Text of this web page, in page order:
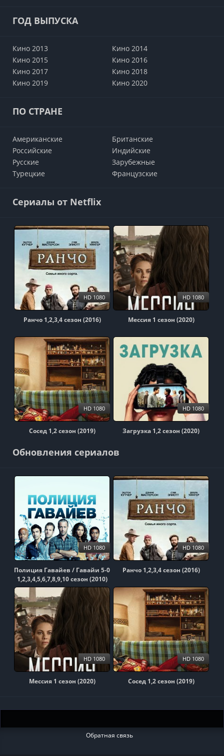
ГОД ВЫПУСКА
Кино 2013
Кино 2014
Кино 2015
Кино 2016
Кино 2017
Кино 2018
Кино 2019
Кино 2020
ПО СТРАНЕ
Американские
Британские
Российские
Индийские
Русские
Зарубежные
Турецкие
Французские
Сериалы от Netflix
Ранчо 1,2,3,4 сезон (2016)
HD 1080
Мессия 1 сезон (2020)
HD 1080
Сосед 1,2 сезон (2019)
HD 1080
Загрузка 1,2 сезон (2020)
HD 1080
Обновления сериалов
Полиция Гавайев / Гавайи 5-0
1,2,3,4,5,6,7,8,9,10 сезон (2010)
HD 1080
Ранчо 1,2,3,4 сезон (2016)
HD 1080
Мессия 1 сезон (2020)
HD 1080
Сосед 1,2 сезон (2019)
HD 1080
Обратная связь